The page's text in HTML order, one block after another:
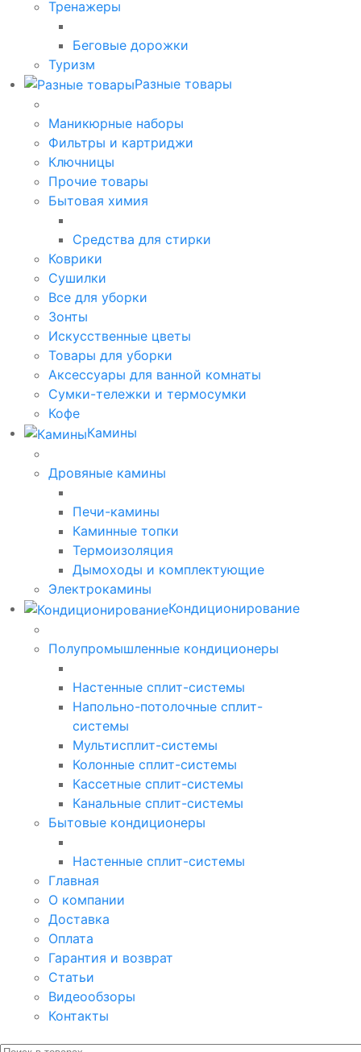
Тренажеры
Беговые дорожки
Туризм
Разные товары
Маникюрные наборы
Фильтры и картриджи
Ключницы
Прочие товары
Бытовая химия
Средства для стирки
Коврики
Сушилки
Все для уборки
Зонты
Искусственные цветы
Товары для уборки
Аксессуары для ванной комнаты
Сумки-тележки и термосумки
Кофе
Камины
Дровяные камины
Печи-камины
Каминные топки
Термоизоляция
Дымоходы и комплектующие
Электрокамины
Кондиционирование
Полупромышленные кондиционеры
Настенные сплит-системы
Напольно-потолочные сплит-
системы
Мультисплит-системы
Колонные сплит-системы
Кассетные сплит-системы
Канальные сплит-системы
Бытовые кондиционеры
Настенные сплит-системы
Главная
О компании
Доставка
Оплата
Гарантия и возврат
Статьи
Видеообзоры
Контакты